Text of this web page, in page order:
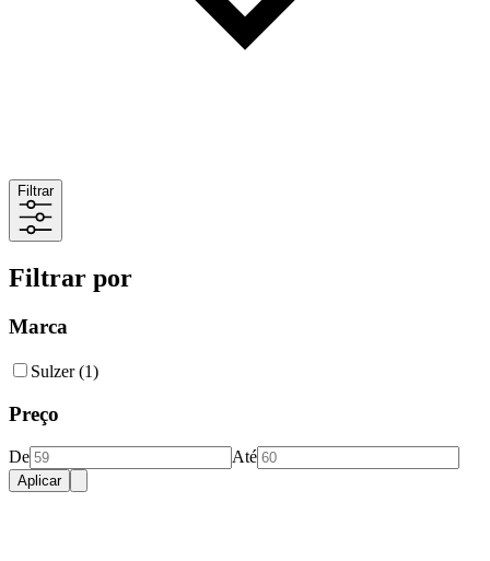
Filtrar
Filtrar por
Marca
Sulzer(1)
Preço
De Até
Aplicar